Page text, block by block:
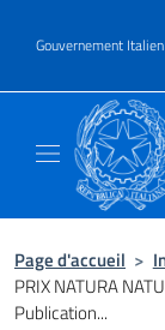
Gouvernement Italien
Site
Page d'accueil >
PRIX NATURA
Publication...